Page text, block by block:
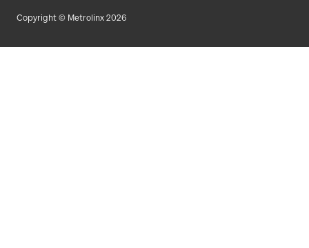
Copyright © Metrolinx 2026